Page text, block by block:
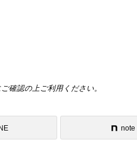
確認の上ご利用ください。
note